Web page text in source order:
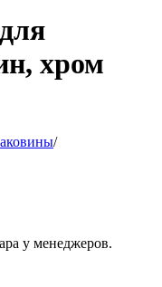
хром
/
у менеджеров.